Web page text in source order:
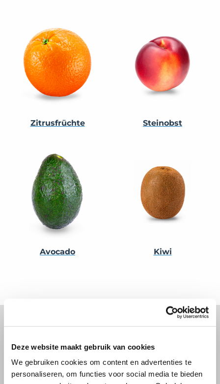
Deze website maakt gebruik van cookies
We gebruiken cookies om content en advertenties te
personaliseren, om functies voor social media te bieden
Zitrusfrüchte Steinobst
Avocado Kiwi
Sehen Sie die EasySort in Aktion
Flexibel und langlebig durch modulare Bauweise